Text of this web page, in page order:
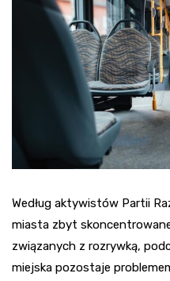
Według aktywistów Partii
miasta zbyt
związanych z rozrywką,
miejska pozostaje